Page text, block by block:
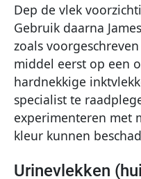
Dep de vlek
Gebruik daarna
zoals
middel eerst op een
hardnekkige
specialist te
experimenteren met
kleur kunnen
Urinevlekken